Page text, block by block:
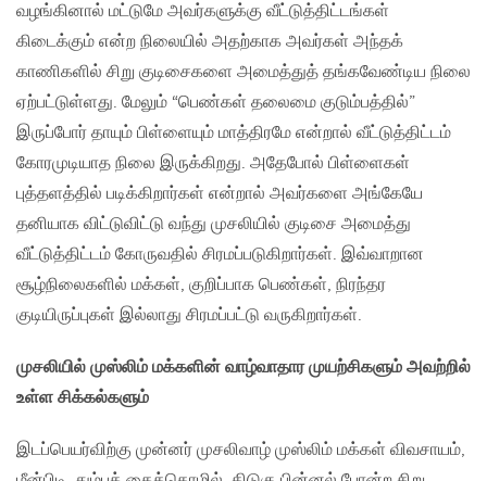
வழங்கினால் மட்டுமே அவர்களுக்கு வீட்டுத்திட்டங்கள்
கிடைக்கும் என்ற நிலையில் அதற்காக அவர்கள் அந்தக்
காணிகளில் சிறு குடிசைகளை அமைத்துத் தங்கவேண்டிய நிலை
ஏற்பட்டுள்ளது. மேலும் “பெண்கள் தலைமை குடும்பத்தில்”
இருப்போர் தாயும் பிள்ளையும் மாத்திரமே என்றால் வீட்டுத்திட்டம்
கோரமுடியாத நிலை இருக்கிறது. அதேபோல் பிள்ளைகள்
புத்தளத்தில் படிக்கிறார்கள் என்றால் அவர்களை அங்கேயே
தனியாக விட்டுவிட்டு வந்து முசலியில் குடிசை அமைத்து
வீட்டுத்திட்டம் கோருவதில் சிரமப்படுகிறார்கள். இவ்வாறான
சூழ்நிலைகளில் மக்கள், குறிப்பாக பெண்கள், நிரந்தர
குடியிருப்புகள் இல்லாது சிரமப்பட்டு வருகிறார்கள்.
முசலியில் முஸ்லிம் மக்களின் வாழ்வாதார முயற்சிகளும் அவற்றில்
உள்ள சிக்கல்களும்
இடப்பெயர்விற்கு முன்னர் முசலிவாழ் முஸ்லிம் மக்கள் விவசாயம்,